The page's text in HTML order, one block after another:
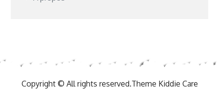
Copyright © All rights reserved.Theme Kiddie Care